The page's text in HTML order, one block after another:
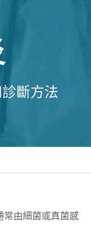
斷方法
常由細菌或真菌感